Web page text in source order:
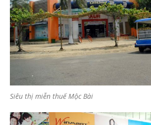
Siêu thị miễn thuế Mộc Bài